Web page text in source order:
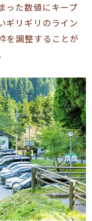
った数値にキープ
ギリギリのライン
を調整することが